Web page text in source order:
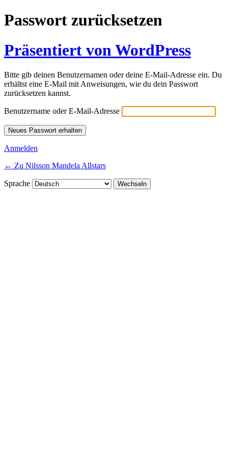
Passwort zurücksetzen
Präsentiert von WordPress
Bitte gib deinen Benutzernamen oder deine E-Mail-Adresse ein. Du
erhältst eine E-Mail mit Anweisungen, wie du dein Passwort
zurücksetzen kannst.
Benutzername oder E-Mail-Adresse
Anmelden
← Zu Nilsson Mandela Allstars
Sprache